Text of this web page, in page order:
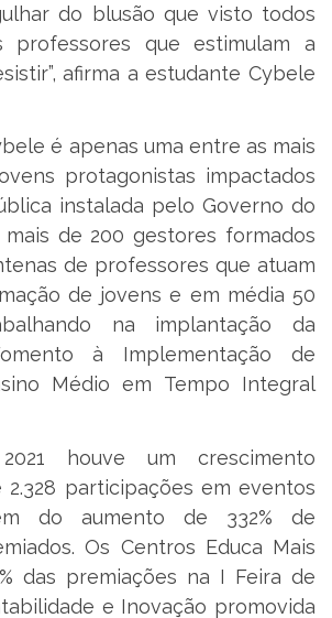
do blusão que visto todos
que estimulam a
afirma a estudante Cybele
é apenas uma entre as mais
protagonistas impactados
instalada pelo Governo do
mais de 200 gestores formados
de professores que atuam
de jovens e em média 50
na implantação da
à Implementação de
Médio em Tempo Integral
houve um crescimento
2.328 participações em eventos
do aumento de 332% de
Os Centros Educa Mais
das premiações na I Feira de
e Inovação promovida